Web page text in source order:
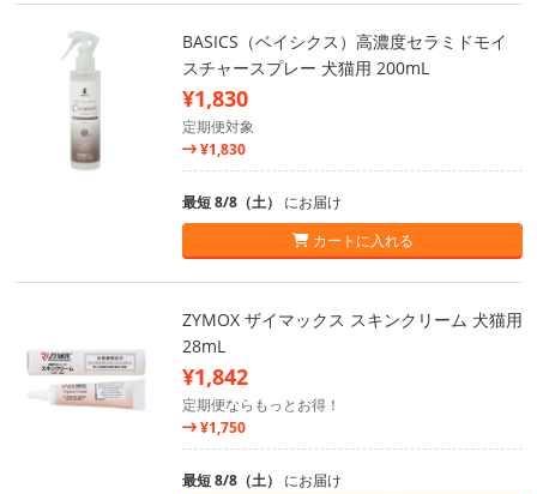
BASICS（ベイシクス）高濃度セラミドモイ
スチャースプレー 犬猫用 200mL
¥1,830
定期便対象
¥1,830
最短 8/8（土） にお届け
カートに入れる
ZYMOX ザイマックス スキンクリーム 犬猫用
28mL
¥1,842
定期便ならもっとお得！
¥1,750
最短 8/8（土） にお届け